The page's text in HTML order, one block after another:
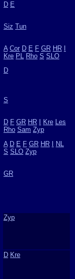
D E
Siz Tun
A Cor D E F GR HR
Kre PL Rho S SLO
D
S
D F GR HR Kre Les
Rho Sam Zyp
A D E F GR HR
NL
S SLO Zyp
GR
Zyp
D Kre